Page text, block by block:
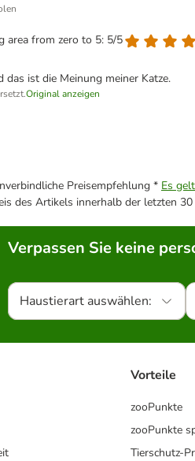
area from zero to 5: 5/5
das ist die Meinung meiner Katze.
Original anzeigen
Preisempfehlung * Es
des Artikels innerhalb der letzten 30
Verpassen Sie keine
Haustierart auswählen:
Vorteile
zooPunkte
zooPunkte
Tierschutz-